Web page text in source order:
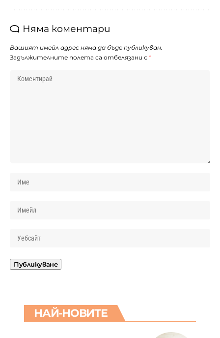
Няма коментари
Вашият имейл адрес няма да бъде публикуван.
Задължителните полета са отбелязани с *
НАЙ-НОВИТЕ